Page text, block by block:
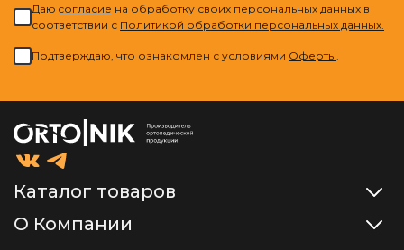
Даю cогласие на обработку своих персональных данных в
соответствии с Политикой обработки персональных данных.
Подтверждаю, что ознакомлен с условиями Оферты.
Каталог товаров
О Компании